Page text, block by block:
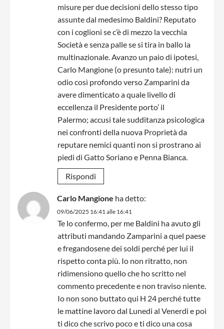
misure per due decisioni dello stesso tipo
assunte dal medesimo Baldini? Reputato
con i coglioni se c’è di mezzo la vecchia
Società e senza palle se si tira in ballo la
multinazionale. Avanzo un paio di ipotesi,
Carlo Mangione (o presunto tale): nutri un
odio così profondo verso Zamparini da
avere dimenticato a quale livello di
eccellenza il Presidente porto’ il
Palermo; accusi tale sudditanza psicologica
nei confronti della nuova Proprietà da
reputare nemici quanti non si prostrano ai
piedi di Gatto Soriano e Penna Bianca.
Rispondi
Carlo Mangione ha detto:
09/06/2025 16:41 alle 16:41
Te lo confermo, per me Baldini ha avuto gli
attributi mandando Zamparini a quel paese
e fregandosene dei soldi perché per lui il
rispetto conta più. Io non ritratto, non
ridimensiono quello che ho scritto nel
commento precedente e non traviso niente.
Io non sono buttato qui H 24 perché tutte
le mattine lavoro dal Lunedi al Venerdi e poi
ti dico che scrivo poco e ti dico una cosa